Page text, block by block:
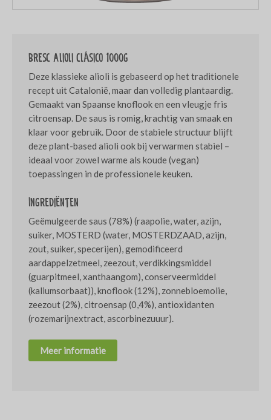
Bresc Alioli Clásico 1000g
Deze klassieke alioli is gebaseerd op het traditionele
recept uit Catalonië, maar dan volledig plantaardig.
Gemaakt van Spaanse knoflook en een vleugje fris
citroensap. De saus is romig, krachtig van smaak en
klaar voor gebruik. Door de stabiele structuur blijft
deze plant-based alioli ook bij verwarmen stabiel –
ideaal voor zowel warme als koude (vegan)
toepassingen in de professionele keuken.
Ingrediënten
Geëmulgeerde saus (78%) (raapolie, water, azijn,
suiker, MOSTERD (water, MOSTERDZAAD, azijn,
zout, suiker, specerijen), gemodificeerd
aardappelzetmeel, zeezout, verdikkingsmiddel
(guarpitmeel, xanthaangom), conserveermiddel
(kaliumsorbaat)), knoflook (12%), zonnebloemolie,
zeezout (2%), citroensap (0,4%), antioxidanten
(rozemarijnextract, ascorbinezuuur).
Meer informatie